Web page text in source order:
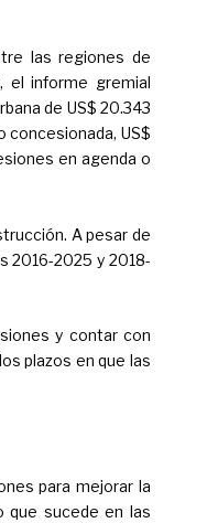
las regiones de
el informe gremial
de US$ 20.343
concesionada, US$
en agenda o
A pesar de
2016-2025 y 2018-
y contar con
plazos en que las
para mejorar la
que sucede en las